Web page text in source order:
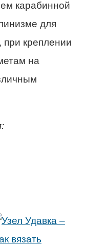
карабинной
для
при креплении
на